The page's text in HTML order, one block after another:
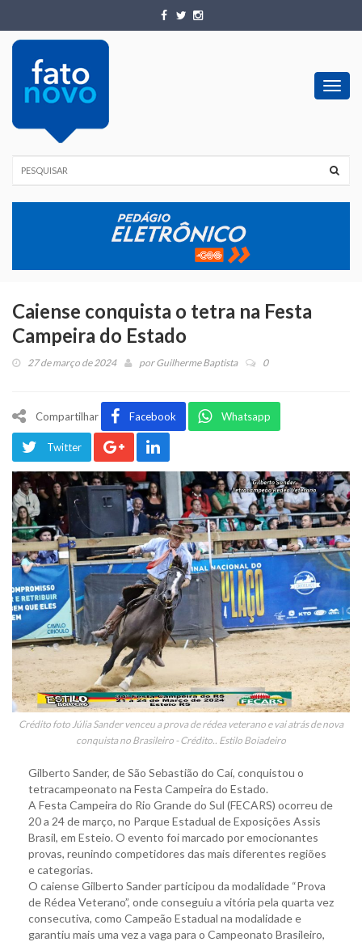
Caiense conquista o tetra na Festa
Campeira do Estado
27 de março de 2024 porGuilherme Baptista 0
Compartilhar Facebook Whatsapp
Twitter
Crédito foto Júlia Sander venceu a prova de rédea veterano e vai atrás de nova
conquista no Brasileiro - Crédito.. Estilo Boiadeiro
Gilberto Sander, de São Sebastião do Caí, conquistou o
tetracampeonato na Festa Campeira do Estado.
A Festa Campeira do Rio Grande do Sul (FECARS) ocorreu de
20 a 24 de março, no Parque Estadual de Exposições Assis
Brasil, em Esteio. O evento foi marcado por emocionantes
provas, reunindo competidores das mais diferentes regiões
e categorias.
O caiense Gilberto Sander participou da modalidade “Prova
de Rédea Veterano”, onde conseguiu a vitória pela quarta vez
consecutiva, como Campeão Estadual na modalidade e
garantiu mais uma vez a vaga para o Campeonato Brasileiro,